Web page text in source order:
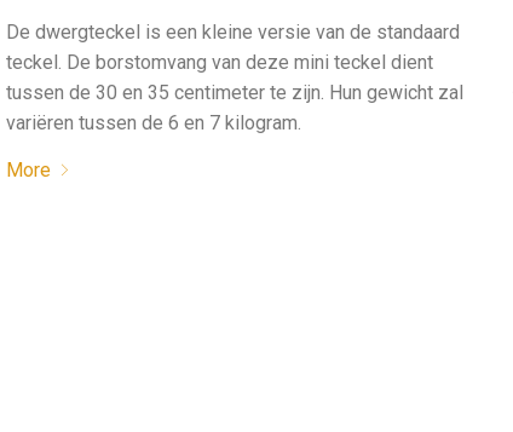
De dwergteckel is een kleine versie van de standaard
teckel. De borstomvang van deze mini teckel dient
tussen de 30 en 35 centimeter te zijn. Hun gewicht zal
variëren tussen de 6 en 7 kilogram.
More